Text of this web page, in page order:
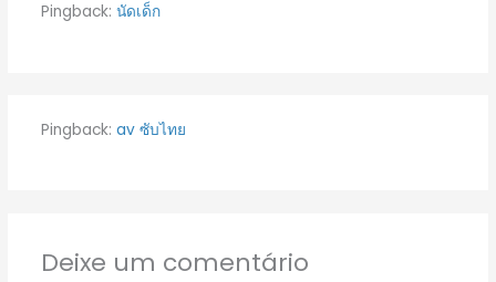
Pingback: นัดเด็ก
Pingback: av ซับไทย
Deixe um comentário